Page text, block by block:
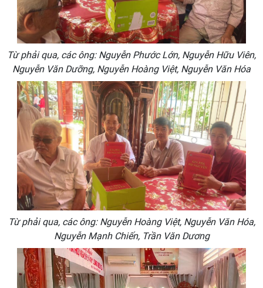
Từ phải qua, các ông: Nguyễn Phước Lớn, Nguyễn Hữu Viên,
Nguyễn Văn Dưỡng, Nguyễn Hoàng Việt, Nguyễn Văn Hóa
Từ phải qua, các ông: Nguyễn Hoàng Việt, Nguyễn Văn Hóa,
Nguyễn Mạnh Chiến, Trần Văn Dương